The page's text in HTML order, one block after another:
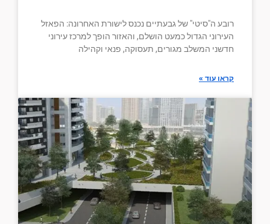
רובע ה"סיטי" של גבעתיים נכנס לישורת האחרונה: הפאזל
העירוני הגדול כמעט הושלם, והאזור הופך למרכז עירוני
חדשני המשלב מגורים, תעסוקה, פנאי וקהילה
קראו עוד »